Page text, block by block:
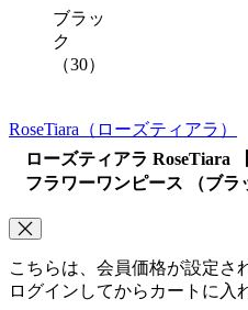
ブラッ
ク
（30）
RoseTiara （ローズティアラ）
ローズティアラ RoseTiara
フラワーワンピース （ブラ
こちらは、会員価格が設定さ
ログインしてからカートに入